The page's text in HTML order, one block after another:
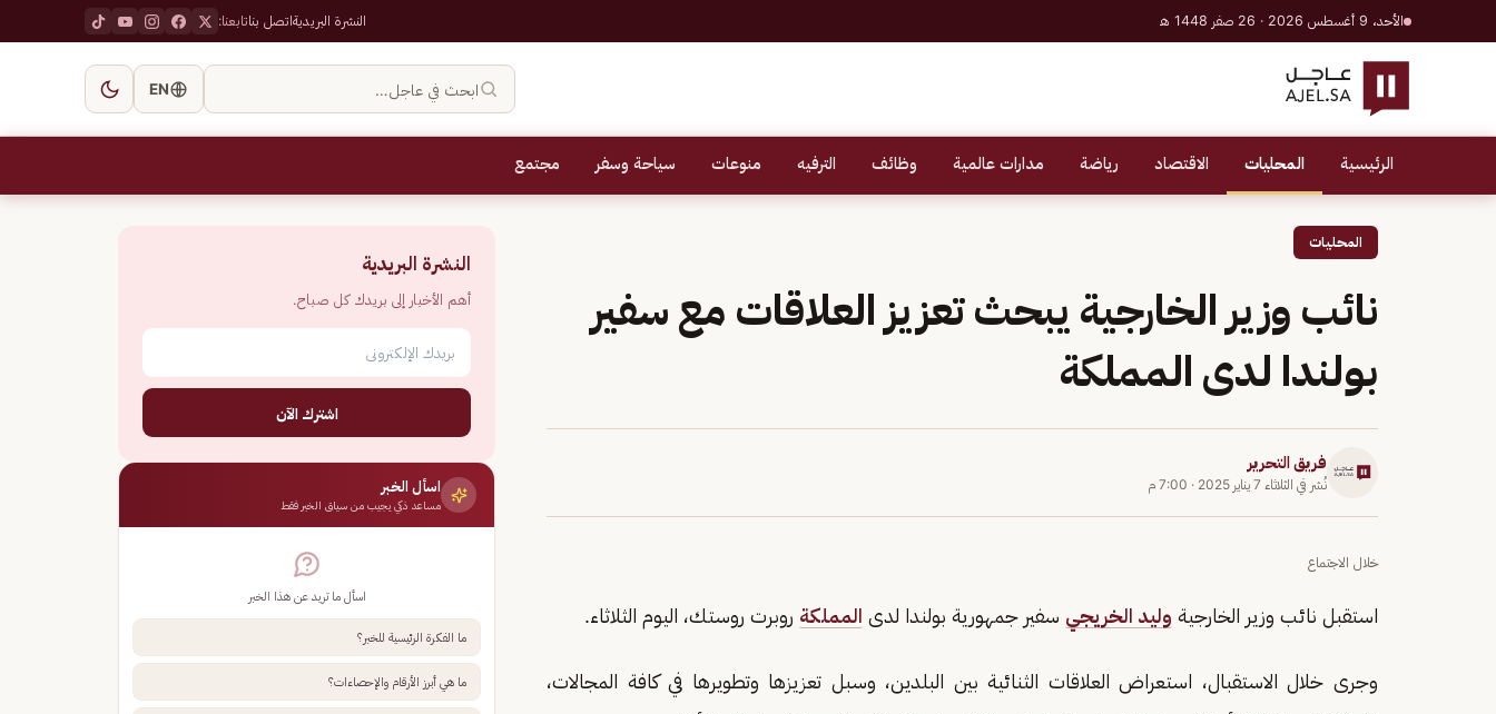
الأحد، 9 أغسطس 2026 · 26 صفر 1448 هـ النشرة البريديةاتصل بناتابعنا:
ابحث في عاجل… EN
الرئيسية المحليات الاقتصاد رياضة مدارات عالمية وظائف الترفيه منوعات سياحة وسفر مجتمع
المحليات
نائب وزير الخارجية يبحث تعزيز العلاقات مع سفير
بولندا لدى المملكة
فريق التحرير
نُشر في الثلاثاء 7 يناير 2025 · 7:00 م
خلال الاجتماع
استقبل نائب وزير الخارجية وليد الخريجي سفير جمهورية بولندا لدى المملكة روبرت روستك، اليوم الثلاثاء.
وجرى خلال الاستقبال، استعراض العلاقات الثنائية بين البلدين، وسبل تعزيزها وتطويرها في كافة المجالات،
النشرة البريدية
أهم الأخبار إلى بريدك كل صباح.
اشترك الآن
اسأل الخبر
مساعد ذكي يجيب من سياق الخبر فقط
اسأل ما تريد عن هذا الخبر
ما الفكرة الرئيسية للخبر؟
ما هي أبرز الأرقام والإحصاءات؟